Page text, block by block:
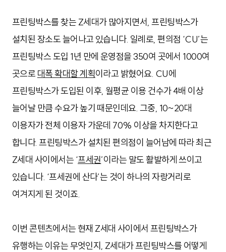
프린팅박스를 찾는 Z세대가 많아지면서, 프린팅박스가
설치된 장소도 늘어나고 있습니다. 일례로, 편의점 ‘CU’는
프린팅박스 도입 1년 만에 운영점을 350여 곳에서 1000여
곳으로 대폭 확대할 계획이라고 밝혔어요. CU에
프린팅박스가 도입된 이후, 월평균 이용 건수가 4배 이상
늘어날 만큼 수요가 높기 때문인데요. 그중, 10~20대
이용자가 전체 이용자 가운데 70% 이상을 차지한다고
합니다. 프린팅박스가 설치된 편의점이 늘어남에 따라 최근
Z세대 사이에서는 ‘프세권’이라는 말도 활발하게 쓰이고
있습니다. ‘프세권에 산다’는 것이 하나의 자랑거리로
여겨지게 된 것이죠.
이번 콘텐츠에서는 현재 Z세대 사이에서 프린팅박스가
유행하는 이유는 무엇인지, Z세대가 프린팅박스를 어떻게